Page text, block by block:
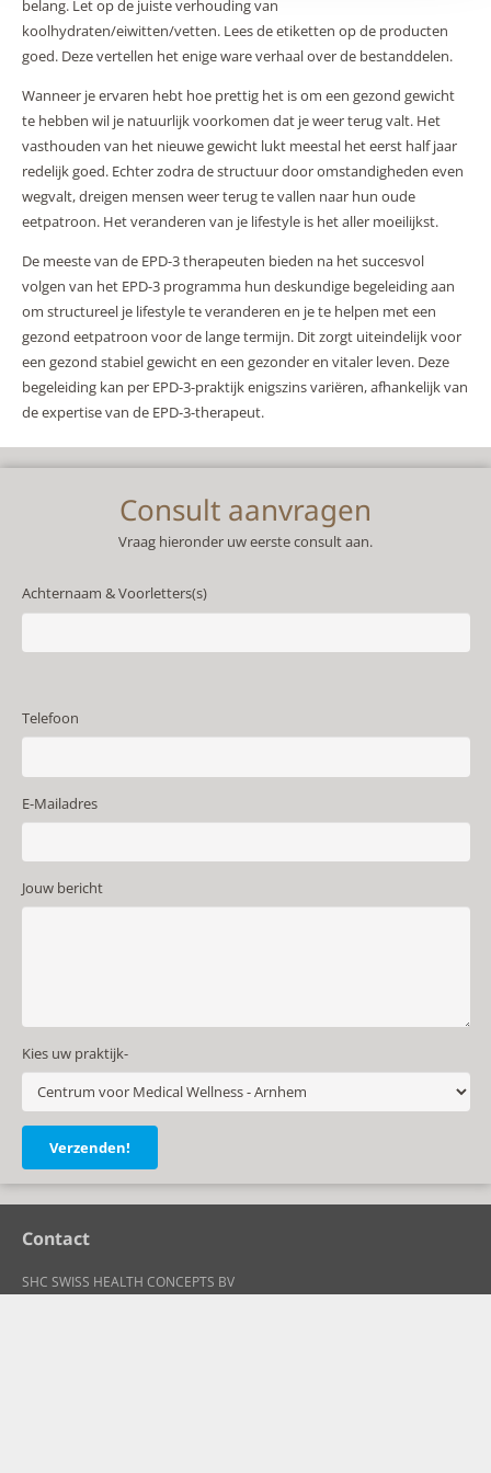
belang. Let op de juiste verhouding van
koolhydraten/eiwitten/vetten. Lees de etiketten op de producten
goed. Deze vertellen het enige ware verhaal over de bestanddelen.
Wanneer je ervaren hebt hoe prettig het is om een gezond gewicht
te hebben wil je natuurlijk voorkomen dat je weer terug valt. Het
vasthouden van het nieuwe gewicht lukt meestal het eerst half jaar
redelijk goed. Echter zodra de structuur door omstandigheden even
wegvalt, dreigen mensen weer terug te vallen naar hun oude
eetpatroon. Het veranderen van je lifestyle is het aller moeilijkst.
De meeste van de EPD-3 therapeuten bieden na het succesvol
volgen van het EPD-3 programma hun deskundige begeleiding aan
om structureel je lifestyle te veranderen en je te helpen met een
gezond eetpatroon voor de lange termijn. Dit zorgt uiteindelijk voor
een gezond stabiel gewicht en een gezonder en vitaler leven. Deze
begeleiding kan per EPD-3-praktijk enigszins variëren, afhankelijk van
de expertise van de EPD-3-therapeut.
Consult aanvragen
Vraag hieronder uw eerste consult aan.
Achternaam & Voorletters(s)
Telefoon
E-Mailadres
Jouw bericht
Kies uw praktijk-
Contact
SHC SWISS HEALTH CONCEPTS BV